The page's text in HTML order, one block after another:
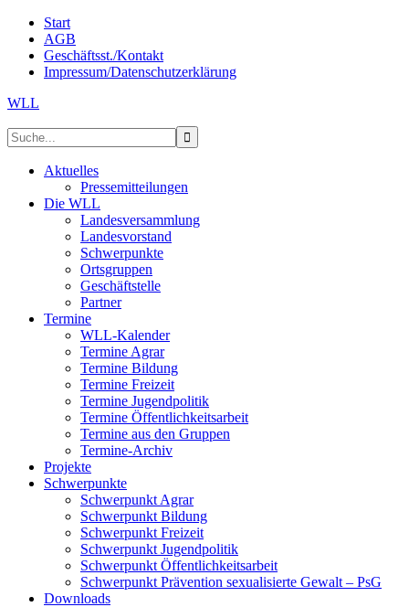
Start
AGB
Geschäftsst./Kontakt
Impressum/Datenschutzerklärung
WLL
Aktuelles
Pressemitteilungen
Die WLL
Landesversammlung
Landesvorstand
Schwerpunkte
Ortsgruppen
Geschäftstelle
Partner
Termine
WLL-Kalender
Termine Agrar
Termine Bildung
Termine Freizeit
Termine Jugendpolitik
Termine Öffentlichkeitsarbeit
Termine aus den Gruppen
Termine-Archiv
Projekte
Schwerpunkte
Schwerpunkt Agrar
Schwerpunkt Bildung
Schwerpunkt Freizeit
Schwerpunkt Jugendpolitik
Schwerpunkt Öffentlichkeitsarbeit
Schwerpunkt Prävention sexualisierte Gewalt – PsG
Downloads